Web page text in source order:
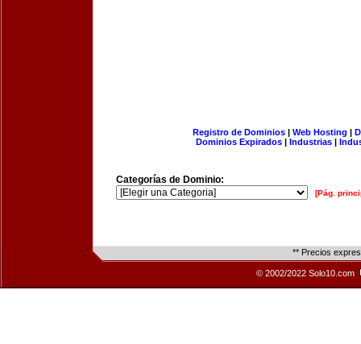
Registro de Dominios| Web Hosting |
Dominios Expirados | Industrias |
Categorías de Dominio:
[Pág.
** Precios
© 2002/2022 Solo10.com